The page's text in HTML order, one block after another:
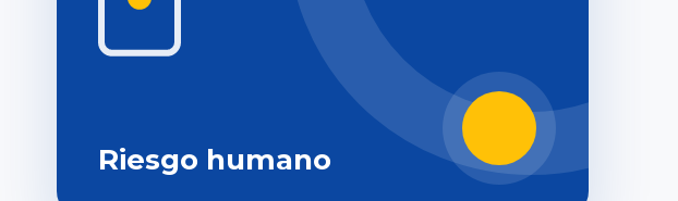
Riesgo humano